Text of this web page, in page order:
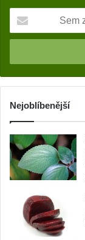
m
a
d
j
v
a
š
í
Nejoblíbenější